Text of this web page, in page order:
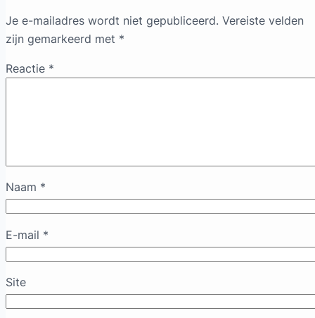
Je e-mailadres wordt niet gepubliceerd. Vereiste velden
zijn gemarkeerd met *
Reactie *
Naam *
E-mail *
Site